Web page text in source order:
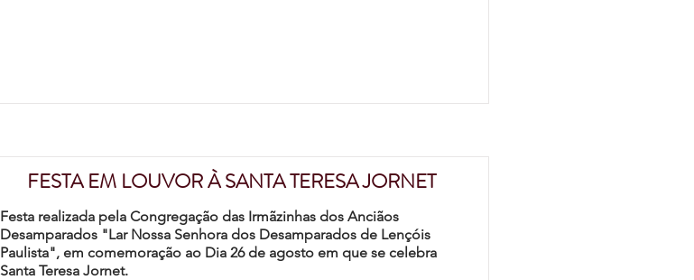
FESTA EM LOUVOR À SANTA TERESA JORNET
Festa realizada pela Congregação das Irmãzinhas dos Anciãos
Desamparados "Lar Nossa Senhora dos Desamparados de Lençóis
Paulista", em comemoração ao Dia 26 de agosto em que se celebra
Santa Teresa Jornet.